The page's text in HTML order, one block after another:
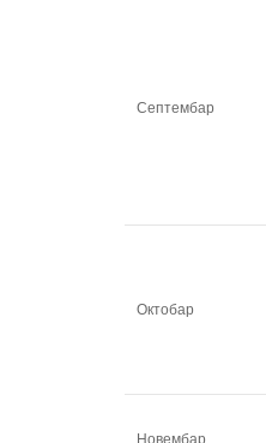
Септембар
Октобар